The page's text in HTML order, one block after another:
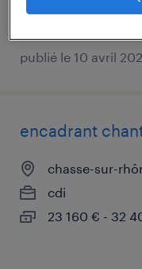
publié le 10 avril
encadrant
chasse-sur-
cdi
23 160 € - 32